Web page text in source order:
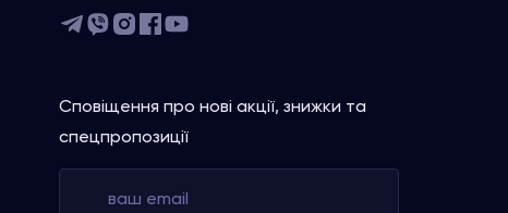
Сповіщення про нові акції, знижки та
спецпропозиції